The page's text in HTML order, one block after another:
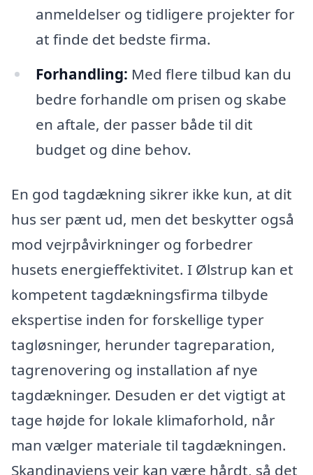
anmeldelser og tidligere projekter for
at finde det bedste firma.
Forhandling: Med flere tilbud kan du
bedre forhandle om prisen og skabe
en aftale, der passer både til dit
budget og dine behov.
En god tagdækning sikrer ikke kun, at dit
hus ser pænt ud, men det beskytter også
mod vejrpåvirkninger og forbedrer
husets energieffektivitet. I Ølstrup kan et
kompetent tagdækningsfirma tilbyde
ekspertise inden for forskellige typer
tagløsninger, herunder tagreparation,
tagrenovering og installation af nye
tagdækninger. Desuden er det vigtigt at
tage højde for lokale klimaforhold, når
man vælger materiale til tagdækningen.
Skandinaviens vejr kan være hårdt, så det